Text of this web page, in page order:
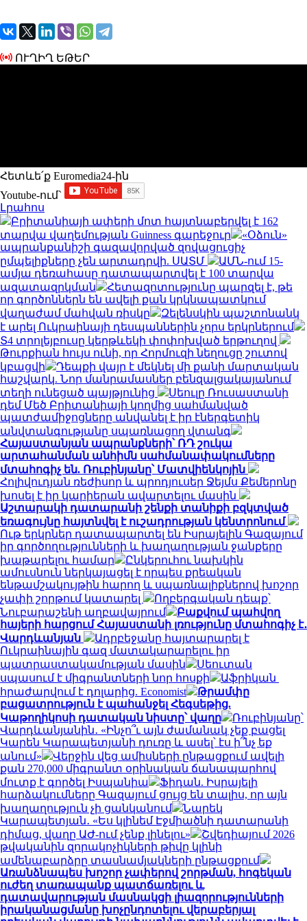
ՈՒՂԻՂ ԵԹԵՐ
Հետևե՛ք Euromedia24-ին
Youtube-ում`
Լրահոս
Բրիտանիայի ափերի մոտ հայտնաբերվել է 162
տարվա վաղեմության Guinness գարեջուր
«Օձուն»
ապրանքանիշի գազավորված զովացուցիչ
ըմպելիքները չեն արտադրվի. ՍԱՏՄ
ԱՄՆ-ում 15-
ամյա դեռահասը դատապարտվել է 100 տարվա
ազատազրկման
Հետազոտությունը պարզել է, թե
որ գործոններն են ավելի քան կրկնապատկում
վաղաժամ մահվան ռիսկը
Զելենսկին պաշտոնանկ
է արել Ուկրաինայի դեսպաններին չորս երկրներում
Տ4 տրոլեյբուսը կերթևեկի փոփոխված երթուղով
Թուրքիան հույս ունի, որ Հորմուզի նեղուցը շուտով
կբացվի
Դեպքի վայր է մեկնել մի քանի մարտական
հաշվարկ. Նոր մանրամասներ բենզալցակայանում
տեղի ունեցած պայթյունից
Սեուլը Ռուսաստանի
դեմ Մեծ Բրիտանիայի կողմից սահմանված
պատժամիջոցները անվանել է իր էներգետիկ
անվտանգությանը սպառնացող վտանգ
Հայաստանյան ապրանքների՝ ՌԴ շուկա
արտահանման անհիմն սահմանափակումները
մտահոգիչ են. Ռուբինյանը՝ Մատվիենկոյին
Հոլիվուդյան ռեժիսոր և պրոդյուսեր Ջեյմս Քեմերոնը
խոսել է իր կարիերան ավարտելու մասին
Աշտարակի դատարանի շենքի տանիքի բզկտված
եռագույնը հայտնվել է ուշադրության կենտրոնում
Ութ երկրներ դատապարտել են Իսրայելին Գազայում
իր գործողությունների և խաղաղության ջանքերը
խաթարելու համար
Ընկերուհու նախկին
ամուսնուն ներկայացել է որպես քրեական
ենթամշակույթին հարող և սպառնալիքներով խոշոր
չափի շորթում կատարել
Ողբերգական դեպք՝
Նուբարաշենի աղբավայրում
Բաքվում պահվող
հայերի հարցում Հայաստանի լռությունը մտահոգիչ է․
Վարդևանյան
Ադրբեջանը հայտարարել է
Ուկրաինային գազ մատակարարելու իր
պատրաստակամության մասին
Սեուտան
սպասում է միգրանտների նոր հոսքի
Աֆրիկան ​​
հրաժարվում է դոլարից. Economist
Թրամփը
բացատրություն է պահանջել Հեգսեթից.
Կաթողիկոսի դատական նիստը՝ վաղը
Ռուբինյանը՝
Վարդևանյանին․ «Ինչո՞ւ այն ժամանակ չեք բացել
Կարեն Կարապետյանի դուռը և ասել՝ էս ի՞նչ եք
անում»
Վերջին վեց ամիսների ընթացքում ավելի
քան 270,000 միգրանտ օրինական ճանապարհով
մուտք է գործել Իսպանիա
Ֆիդան. Իսրայելի
հարձակումները Գազայում ցույց են տալիս, որ այն
խաղաղություն չի ցանկանում
Նարեկ
Կարապետյան․ «Ես կլինեմ Էջմիածնի դատարանի
դիմաց, վաղը ԱԺ-ում չենք լինելու»
Շվեդիայում 2026
թվականին զորակոչիկների թիվը կլինի
ամենաբարձրը տասնամյակների ընթացքում
Առանձնապես խոշոր չափերով շորթման, հոգեկան
ուժեղ տառապանք պատճառելու և
դատավարության մասնակցի լիազորությունների
իրականացմանը խոչընդոտելու վերաբերյալ